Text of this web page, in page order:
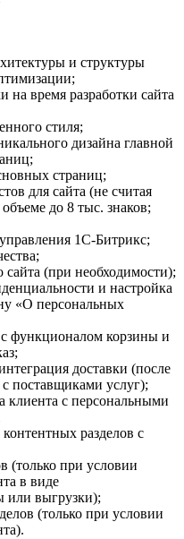
и структуры
на время разработки сайта
стиля;
дизайна главной
страниц;
для сайта (не считая
до 8 тыс. знаков;
1С-Битрикс;
сайта (при необходимости);
и настройка
«О персональных
с функционалом корзины и
доставки (после
поставщиками услуг);
клиента с персональными
разделов с
(только при условии
в виде
или выгрузки);
(только при условии